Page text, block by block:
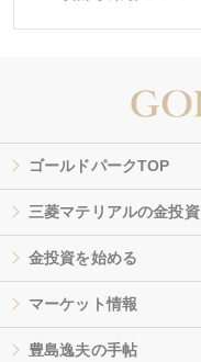
ゴールドパークTOP
三菱マテリアルの金投資
金投資を始める
マーケット情報
豊島逸夫の手帖